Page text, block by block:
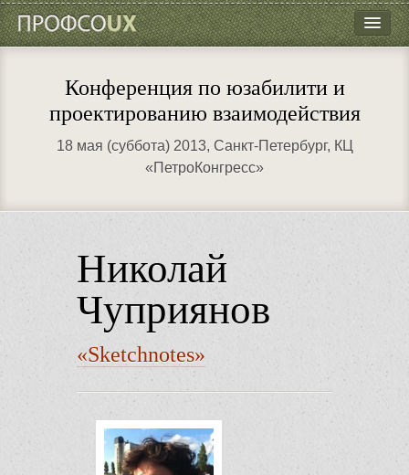
ПрофсоUX
Докладчики
Место проведения
Конференция по юзабилити и
проектированию взаимодействия
18 мая (суббота) 2013, Санкт-Петербург, КЦ
«ПетроКонгресс»
Николай
Чуприянов
«Sketchnotes»